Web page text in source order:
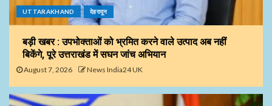
UTTARAKHAND देहरादून
बड़ी खबर : उपभोक्ताओं को भ्रमित करने वाले उत्पाद अब नहीं
बिकेंगे, पूरे उत्तराखंड में सघन जांच अभियान
August 7, 2026 News India24 UK